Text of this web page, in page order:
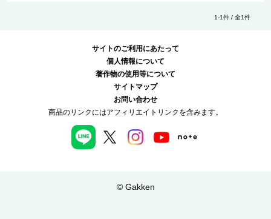
1-1件 / 全1件
サイトのご利用にあたって
個人情報について
著作物の使用等について
サイトマップ
お問い合わせ
商品のリンクにはアフィリエイトリンクを含みます。
© Gakken